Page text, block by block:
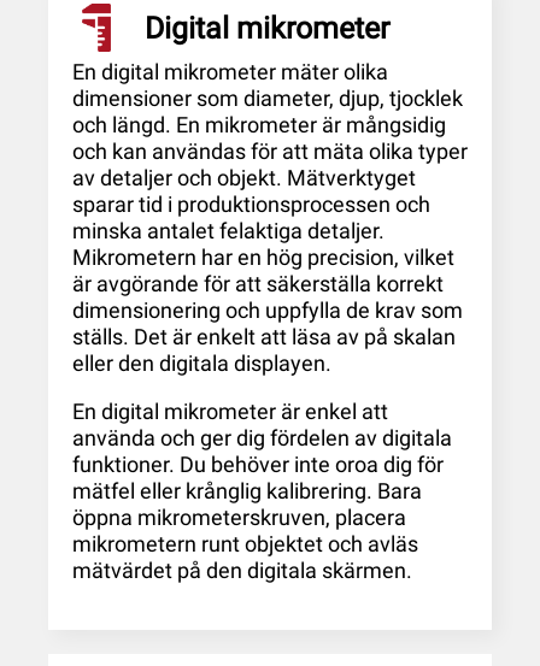
Digital mikrometer
En digital mikrometer mäter olika
dimensioner som diameter, djup, tjocklek
och längd. En mikrometer är mångsidig
och kan användas för att mäta olika typer
av detaljer och objekt. Mätverktyget
sparar tid i produktionsprocessen och
minska antalet felaktiga detaljer.
Mikrometern har en hög precision, vilket
är avgörande för att säkerställa korrekt
dimensionering och uppfylla de krav som
ställs. Det är enkelt att läsa av på skalan
eller den digitala displayen.
En digital mikrometer är enkel att
använda och ger dig fördelen av digitala
funktioner. Du behöver inte oroa dig för
mätfel eller krånglig kalibrering. Bara
öppna mikrometerskruven, placera
mikrometern runt objektet och avläs
mätvärdet på den digitala skärmen.